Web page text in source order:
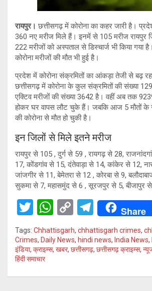
रायपुर। छत्तीसगढ़ में कोरोना का कहर जारी है।
360 नए मरीज मिले हैं। इनमें से 105 मरीज रायपुर
222 मरीजों को अस्पताल से डिस्चार्ज भी किया
कोरोना मरीजों की मौत भी हुई है।
प्रदेश में कोरोना संक्रमितों का आंकड़ा तेजी से बढ़
छत्तीसगढ़ में कोरोना के कुल संक्रमितों की संख्या
एक्टिव मरीजों की संख्या 3642 है। वहीं अब तक
होकर घर वापस लौट चुके हैं। जबकि आज 5 मौतों के
की कोरोना से मौत हो चुकी है।
इन जिलों से मिले इतने मरीज
रायपुर से 105 , दुर्ग से 59 , रायगढ़ से 28,
17, कोंडगांव से 15, दंतेवाड़ा से 14, कांकेर से 12,
जांजगीर से 11, बेमेतरा से 12 , कोरबा से 9,
सुकमा से 7, महासमुंद से 6 , सूरजपुर से 5, बीजापुर
T
wi
tt
er
W
h
at
s
A
C
o
py
Li
n
T
el
e
gr
a
Share
Tags: Chhattisgarh, chhattisgarh crimes,
Crimes, Daily News, hindi news, India News,
इंडिया, क्राइम्स, खबर, छत्तीसगढ़, छत्तीसगढ़ क्राइम्स,
हिंदी समाचार